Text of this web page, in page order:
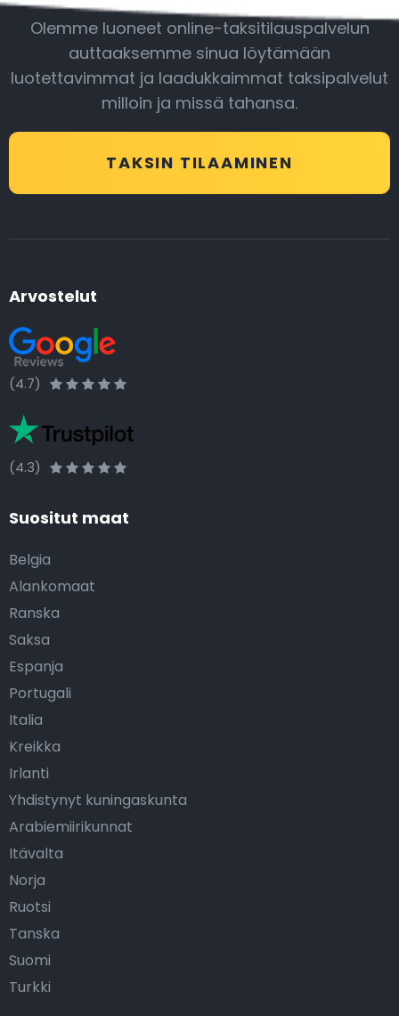
Olemme luoneet online-taksitilauspalvelun
auttaaksemme sinua löytämään
luotettavimmat ja laadukkaimmat taksipalvelut
milloin ja missä tahansa.
TAKSIN TILAAMINEN
Arvostelut
(4.7)
(4.3)
Suositut maat
Belgia
Alankomaat
Ranska
Saksa
Espanja
Portugali
Italia
Kreikka
Irlanti
Yhdistynyt kuningaskunta
Arabiemiirikunnat
Itävalta
Norja
Ruotsi
Tanska
Suomi
Turkki